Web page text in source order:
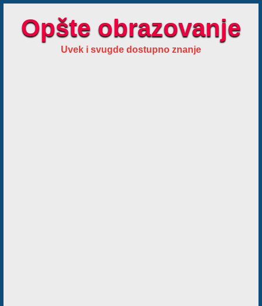
Opšte obrazovanje
Uvek i svugde dostupno znanje